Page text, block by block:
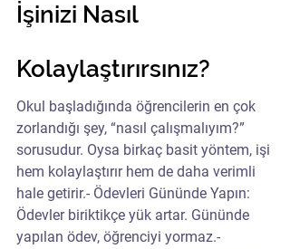
İşinizi Nasıl
Kolaylaştırırsınız?
Okul başladığında öğrencilerin en çok
zorlandığı şey, “nasıl çalışmalıyım?”
sorusudur. Oysa birkaç basit yöntem, işi
hem kolaylaştırır hem de daha verimli
hale getirir.- Ödevleri Gününde Yapın:
Ödevler biriktikçe yük artar. Gününde
yapılan ödev, öğrenciyi yormaz.-